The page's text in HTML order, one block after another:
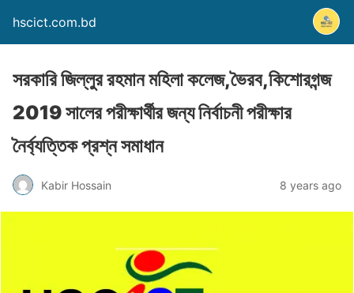
hscict.com.bd
সরকারি জিল্লুর রহমান মহিলা কলেজ,ভৈরব,কিশোরগন্জ
2019 সালের পরীক্ষার্থীর জন্য নির্বাচনী পরীক্ষার
নৈর্ব্যত্তিক প্রশ্ন সমাধান
Kabir Hossain 8 years ago